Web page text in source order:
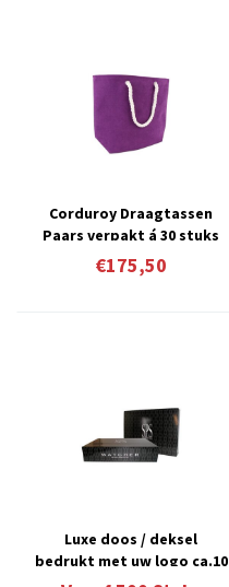
Corduroy Draagtassen
Paars verpakt á 30 stuks
€175,50
Luxe doos / deksel
bedrukt met uw logo ca.10
á 12 weken